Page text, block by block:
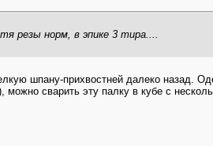
резы норм, в эпике 3 тира....
шпану-прихвостней далеко назад.
можно сварить эту палку в кубе с